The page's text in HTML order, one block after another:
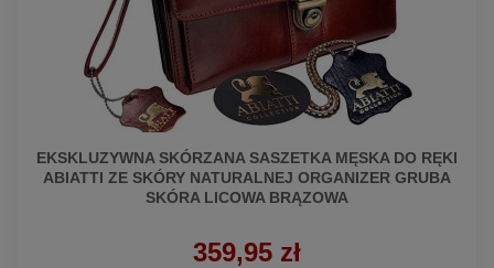
EKSKLUZYWNA SKÓRZANA SASZETKA MĘSKA DO RĘKI
ABIATTI ZE SKÓRY NATURALNEJ ORGANIZER GRUBA
SKÓRA LICOWA BRĄZOWA
359,95 zł